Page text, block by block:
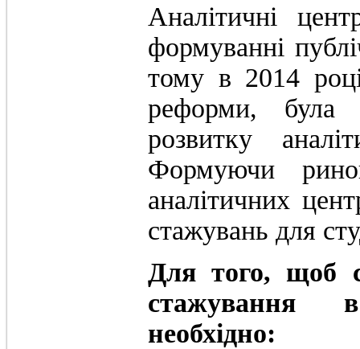
Аналітичні
формуванні
тому в 2014
реформи, була
розвитку
Формуючи
аналітичних
стажувань для
Для того, щоб
стажування
необхідно: